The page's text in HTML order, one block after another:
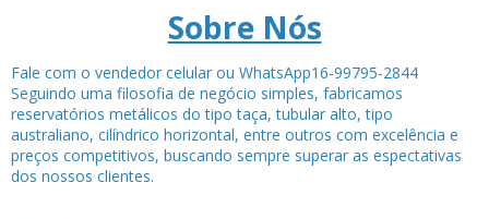
Sobre Nós
Fale com o vendedor celular ou WhatsApp16-99795-2844
Seguindo uma filosofia de negócio simples, fabricamos
reservatórios metálicos do tipo taça, tubular alto, tipo
australiano, cilíndrico horizontal, entre outros com excelência e
preços competitivos, buscando sempre superar as espectativas
dos nossos clientes.